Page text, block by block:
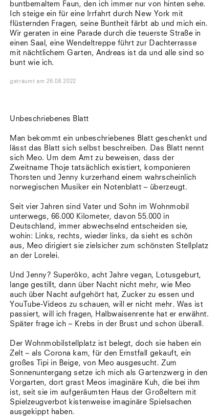
Vellexon
Venedig
Zürich
Offenes Buch
buntbemaltem Faun, den ich immer nur von hinten sehe.
Ich steige ein für eine Irrfahrt durch New York mit
flüsternden Fragen, seine Buntheit färbt ab und mich ein.
Wir geraten in eine Parade durch die teuerste Straße in
einen Saal, eine Wendeltreppe führt zur Dachterrasse
mit nächtlichem Garten, Andreas ist da und alle sind so
bunt wie ich.
geträumt am26.08.2022
Unbeschriebenes Blatt
Man bekommt ein unbeschriebenes Blatt geschenkt und
lässt das Blatt sich selbst beschreiben. Das Blatt nennt
sich Meo. Um dem Amt zu beweisen, dass der
Zweitname Thoje tatsächlich existiert, komponieren
Thorsten und Jenny kurzerhand einem wahrscheinlich
norwegischen Musiker ein Notenblatt – überzeugt.
Seit vier Jahren sind Vater und Sohn im Wohnmobil
unterwegs, 66.000 Kilometer, davon 55.000 in
Deutschland, immer abwechselnd entscheiden sie,
wohin: Links, rechts, wieder links, da sieht es schön
aus, Meo dirigiert sie zielsicher zum schönsten Stellplatz
an der Lorelei.
Und Jenny? Superöko, acht Jahre vegan, Lotusgeburt,
lange gestillt, dann über Nacht nicht mehr, wie Meo
auch über Nacht aufgehört hat, Zucker zu essen und
YouTube-Videos zu schauen, will er nicht mehr. Was ist
passiert, will ich fragen, Halbwaisenrente hat er erwähnt.
Später frage ich – Krebs in der Brust und schon überall.
Der Wohnmobilstellplatz ist belegt, doch sie haben ein
Zelt – als Corona kam, für den Ernstfall gekauft, ein
großes Tipi in Beige, von Meo ausgesucht. Zum
Sonnenuntergang setze ich mich als Gartenzwerg in den
Vorgarten, dort grast Meos imaginäre Kuh, die bei ihm
ist, seit sie im aufgeräumten Haus der Großeltern mit
Spielzeugverbot kistenweise imaginäre Spielsachen
ausgekippt haben.